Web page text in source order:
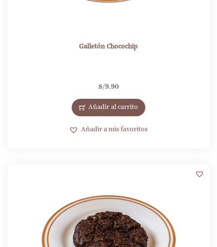
Galletón Chocochip
S/9.90
Añadir al carrito
Añadir a mis favoritos